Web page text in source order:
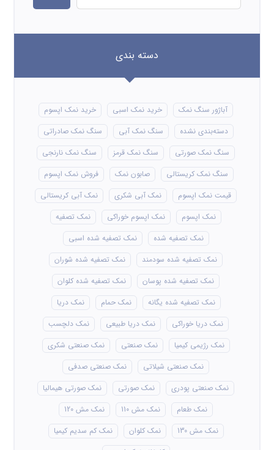
دسته بندی
آباژور سنگ نمک خرید نمک اسبی
خرید نمک اپسوم
دسته‌بندی نشده
سنگ نمک آبی
سنگ نمک صادراتی
سنگ نمک صورتی
سنگ نمک قرمز
سنگ نمک نارنجی
سنگ نمک کریستالی
صابون نمک
فروش نمک اپسوم
قیمت نمک اپسوم
نمک آبی شکری
نمک آبی کریستالی
نمک اپسوم
نمک اپسوم خوراکی
نمک تصفیه
نمک تصفیه شده
نمک تصفیه شده اسبی
نمک تصفیه شده سودمند
نمک تصفیه شده شوران
نمک تصفیه شده پوسان
نمک تصفیه شده کلوان
نمک تصفیه شده یگانه
نمک حمام
نمک دریا
نمک دریا خوراکی
نمک دریا طبیعی
نمک دلچسب
نمک رژیمی کیمیا
نمک صنعتی
نمک صنعتی شکری
نمک صنعتی شیلاتی
نمک صنعتی صدفی
نمک صنعتی پودری
نمک صورتی
نمک صورتی هیمالیا
نمک طعام
نمک مش 110
نمک مش 120
نمک مش 130
نمک کلوان
نمک کم سدیم کیمیا